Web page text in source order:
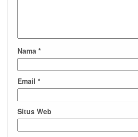
Nama *
Email *
Situs Web